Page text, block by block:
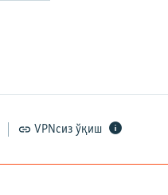
VPNсиз ўқиш